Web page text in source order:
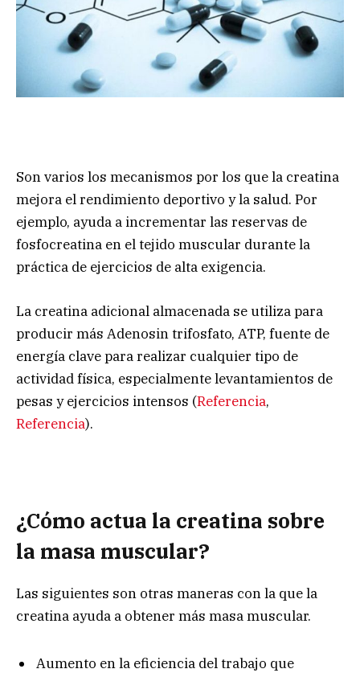
Son varios los mecanismos por los que la creatina
mejora el rendimiento deportivo y la salud. Por
ejemplo, ayuda a incrementar las reservas de
fosfocreatina en el tejido muscular durante la
práctica de ejercicios de alta exigencia.
La creatina adicional almacenada se utiliza para
producir más Adenosin trifosfato, ATP, fuente de
energía clave para realizar cualquier tipo de
actividad física, especialmente levantamientos de
pesas y ejercicios intensos (Referencia,
Referencia).
¿Cómo actua la creatina sobre
la masa muscular?
Las siguientes son otras maneras con la que la
creatina ayuda a obtener más masa muscular.
Aumento en la eficiencia del trabajo que